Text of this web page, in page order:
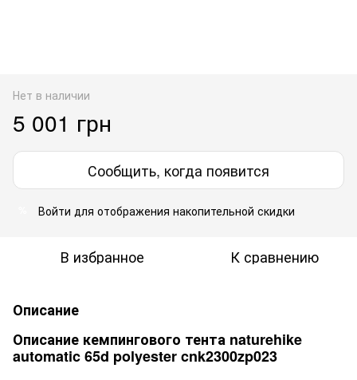
Нет в наличии
5 001 грн
Сообщить, когда появится
Войти для отображения накопительной скидки
В избранное К сравнению
Описание
Описание кемпингового тента naturehike
automatic 65d polyester cnk2300zp023